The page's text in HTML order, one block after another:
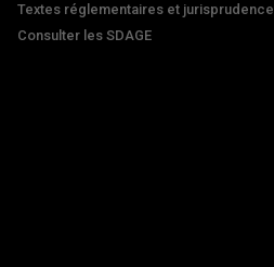
Textes réglementaires et jurisprudence
Consulter les SDAGE